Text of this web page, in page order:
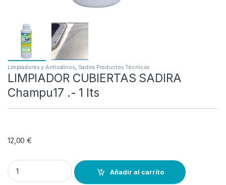
Limpiadores y Antisalinos, Sadira Productos Técnicos
LIMPIADOR CUBIERTAS SADIRA
Champu17 .- 1 lts
12,00€
LIMPIADOR CUBIERTAS SADIRA Champu17 .- 1 lts quantity
Añadir al carrito